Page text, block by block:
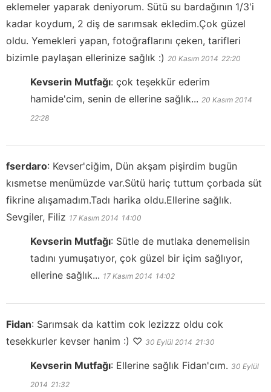
eklemeler yaparak deniyorum. Sütü su bardağının 1/3'i
kadar koydum, 2 diş de sarımsak ekledim.Çok güzel
oldu. Yemekleri yapan, fotoğraflarını çeken, tarifleri
bizimle paylaşan ellerinize sağlık :) 20 Kasım 2014 22:20
Kevserin Mutfağı: çok teşekkür ederim
hamide'cim, senin de ellerine sağlık... 20 Kasım 2014
22:28
fserdaro: Kevser'ciğim, Dün akşam pişirdim bugün
kısmetse menümüzde var.Sütü hariç tuttum çorbada süt
fikrine alışamadım.Tadı harika oldu.Ellerine sağlık.
Sevgiler, Filiz 17 Kasım 2014 14:00
Kevserin Mutfağı: Sütle de mutlaka denemelisin
tadını yumuşatıyor, çok güzel bir içim sağlıyor,
ellerine sağlık... 17 Kasım 2014 14:02
Fidan: Sarımsak da kattim cok lezizzz oldu cok
tesekkurler kevser hanim :) ♡ 30 Eylül 2014 21:30
Kevserin Mutfağı: Ellerine sağlık Fidan'cım. 30 Eylül
2014 21:32